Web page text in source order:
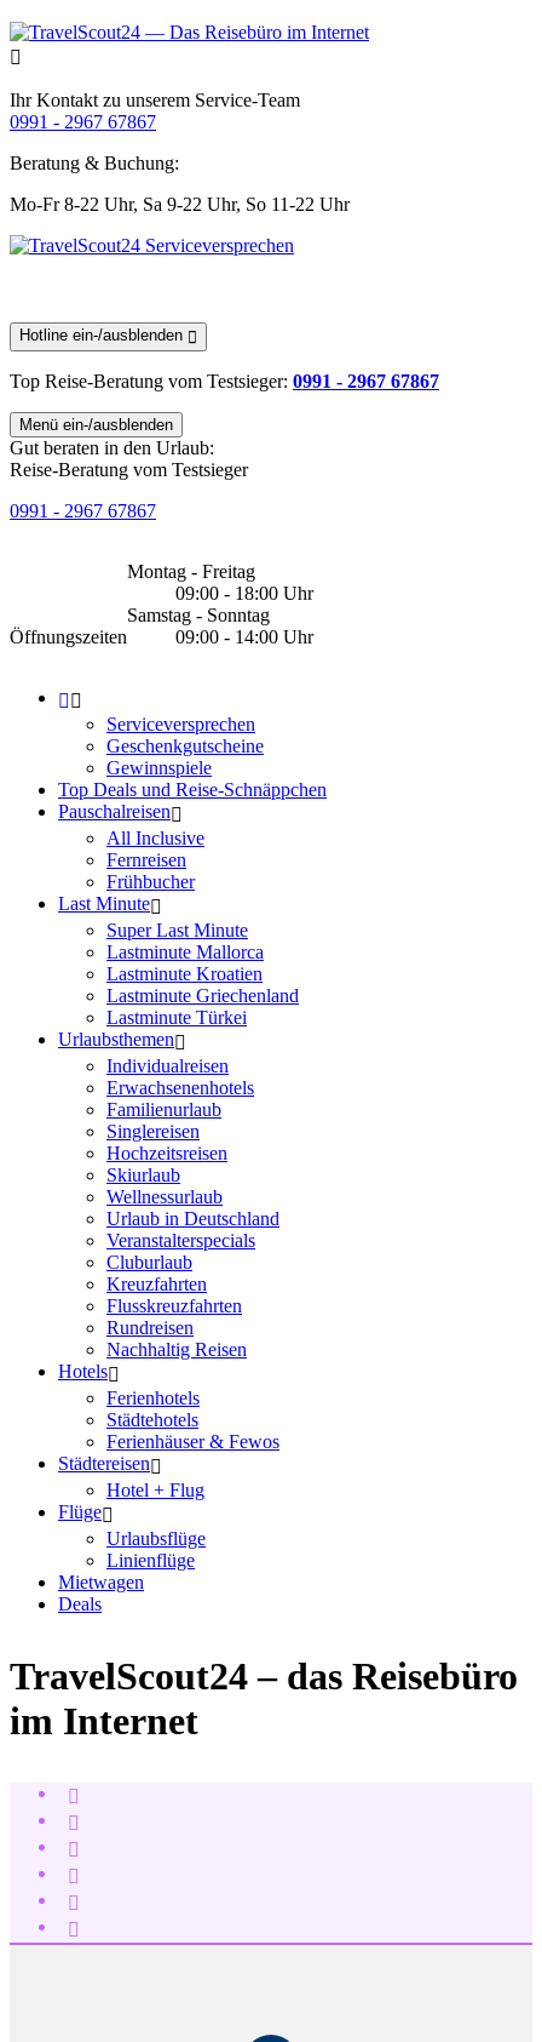
Ihr Kontakt zu unserem Service-Team
0991 - 2967 67867
Beratung & Buchung:
Mo-Fr 8-22 Uhr, Sa 9-22 Uhr, So 11-22 Uhr
Hotline ein-/ausblenden
Top Reise-Beratung vom Testsieger: 0991 - 2967 67867
Menü ein-/ausblenden
Gut beraten in den Urlaub:
Reise-Beratung vom Testsieger
0991 - 2967 67867
Öffnungszeiten
Montag - Freitag
09:00 - 18:00 Uhr
Samstag - Sonntag
09:00 - 14:00 Uhr
Serviceversprechen
Geschenkgutscheine
Gewinnspiele
Top Deals und Reise-Schnäppchen
Pauschalreisen
All Inclusive
Fernreisen
Frühbucher
Last Minute
Super Last Minute
Lastminute Mallorca
Lastminute Kroatien
Lastminute Griechenland
Lastminute Türkei
Urlaubsthemen
Individualreisen
Erwachsenenhotels
Familienurlaub
Singlereisen
Hochzeitsreisen
Skiurlaub
Wellnessurlaub
Urlaub in Deutschland
Veranstalterspecials
Cluburlaub
Kreuzfahrten
Flusskreuzfahrten
Rundreisen
Nachhaltig Reisen
Hotels
Ferienhotels
Städtehotels
Ferienhäuser & Fewos
Städtereisen
Hotel + Flug
Flüge
Urlaubsflüge
Linienflüge
Mietwagen
Deals
TravelScout24 – das Reisebüro
im Internet